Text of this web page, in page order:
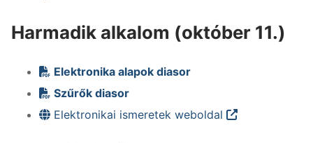
Harmadik alkalom (október 11.)
Elektronika alapok diasor
Szűrők diasor
Elektronikai ismeretek weboldal